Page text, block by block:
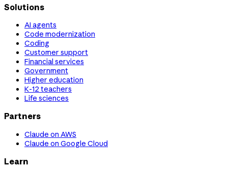
Solutions
AI agents
Code modernization
Coding
Customer support
Financial services
Government
Higher education
K-12 teachers
Life sciences
Partners
Claude on AWS
Claude on Google Cloud
Learn